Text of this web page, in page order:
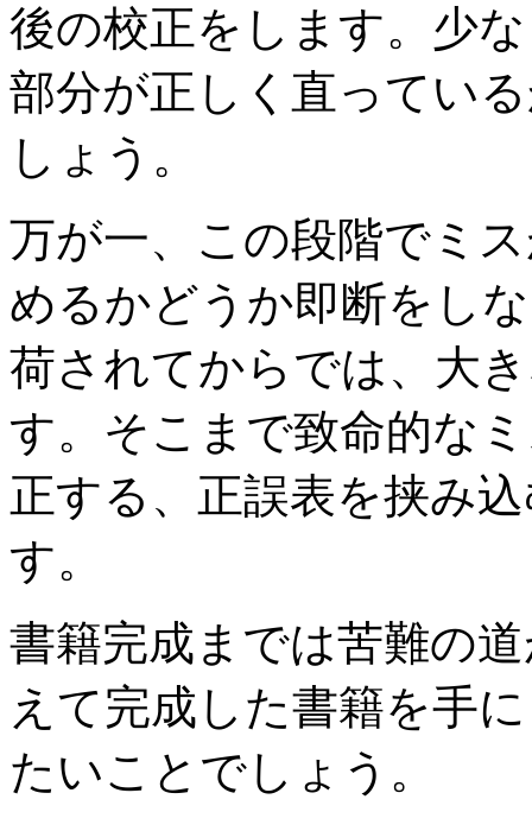
後の校正をします。少
部分が正しく直ってい
しょう。
万が一、この段階でミ
めるかどうか即断をし
荷されてからでは、大
す。そこまで致命的な
正する、正誤表を挟み
す。
書籍完成までは苦難の
えて完成した書籍を手
たいことでしょう。